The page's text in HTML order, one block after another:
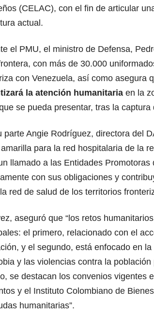
(CELAC), con el fin de articular
actual.
el PMU, el ministro de Defensa,
con más de 30.000
con Venezuela, así como asegura
la atención humanitaria en la
se pueda presentar, tras la captura
parte Angie Rodríguez, directora del
para la red hospitalaria de la
llamado a las Entidades
con sus obligaciones y
red de salud de los territorios
aseguró que “los retos
el primero, relacionado con el
y el segundo, está enfocado en
y las violencias contra la
se destacan los convenios vigentes
y el Instituto Colombiano de
humanitarias”.